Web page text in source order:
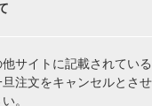
サイトに記載されている
注文をキャンセルとさせ
。